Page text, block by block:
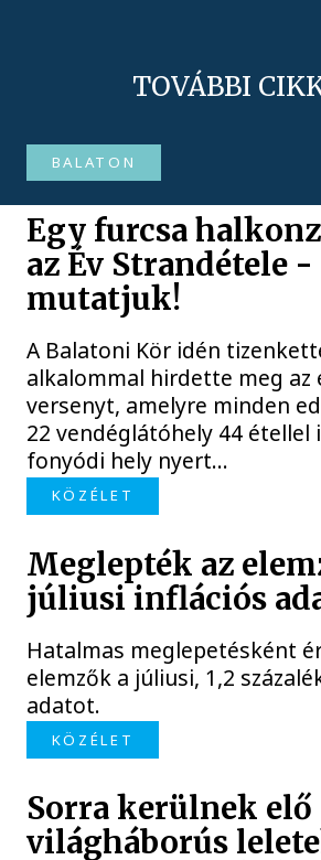
TOVÁBBI
BALATON
Egy furcsa
az Év Strandétele -
mutatjuk!
A Balatoni Kör idén
alkalommal hirdette meg az
versenyt, amelyre minden
22 vendéglátóhely 44 étellel
fonyódi hely nyert...
KÖZÉLET
Meglepték az
júliusi inflációs
Hatalmas meglepetésként
elemzők a júliusi, 1,2
adatot.
KÖZÉLET
Sorra kerülnek elő
világháborús